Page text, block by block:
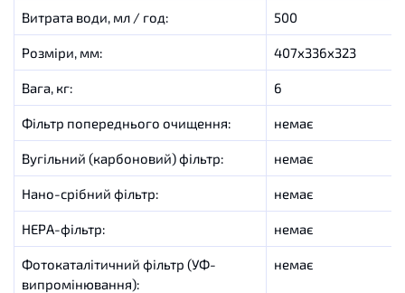
Витрата води, мл / год: 500
Розміри, мм: 407x336x323
Вага, кг: 6
Фільтр попереднього очищення: немає
Вугільний (карбоновий)фільтр: немає
Нано-срібний фільтр: немає
НЕРА-фільтр: немає
Фотокаталітичний фільтр (УФ-
випромінювання):
немає